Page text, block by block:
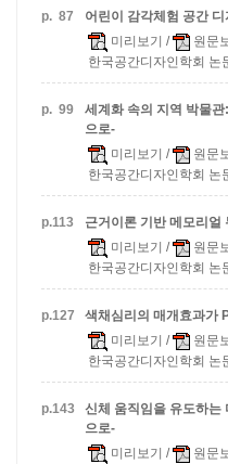
p. 87
어린이 감각체험 공간
미리보기 / 원문
한국공간디자인학회
p. 99
세계화 속의 지역 박물
으로-
미리보기 / 원문
한국공간디자인학회
p.113
근거이론 기반 메모리얼
미리보기 / 원문
한국공간디자인학회
p.127
색채심리의 매개효과가
미리보기 / 원문
한국공간디자인학회
p.143
신체 움직임을 유도하는
으로-
미리보기 / 원문